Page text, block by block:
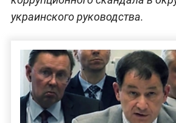
украинского руководства.